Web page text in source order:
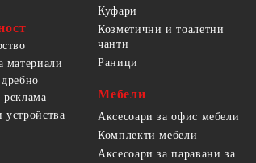
материали
Куфари
Козметични и тоалетни
чанти
Раници
Мебели
Аксесоари за офис мебели
Комплекти мебели
Аксесоари за паравани за